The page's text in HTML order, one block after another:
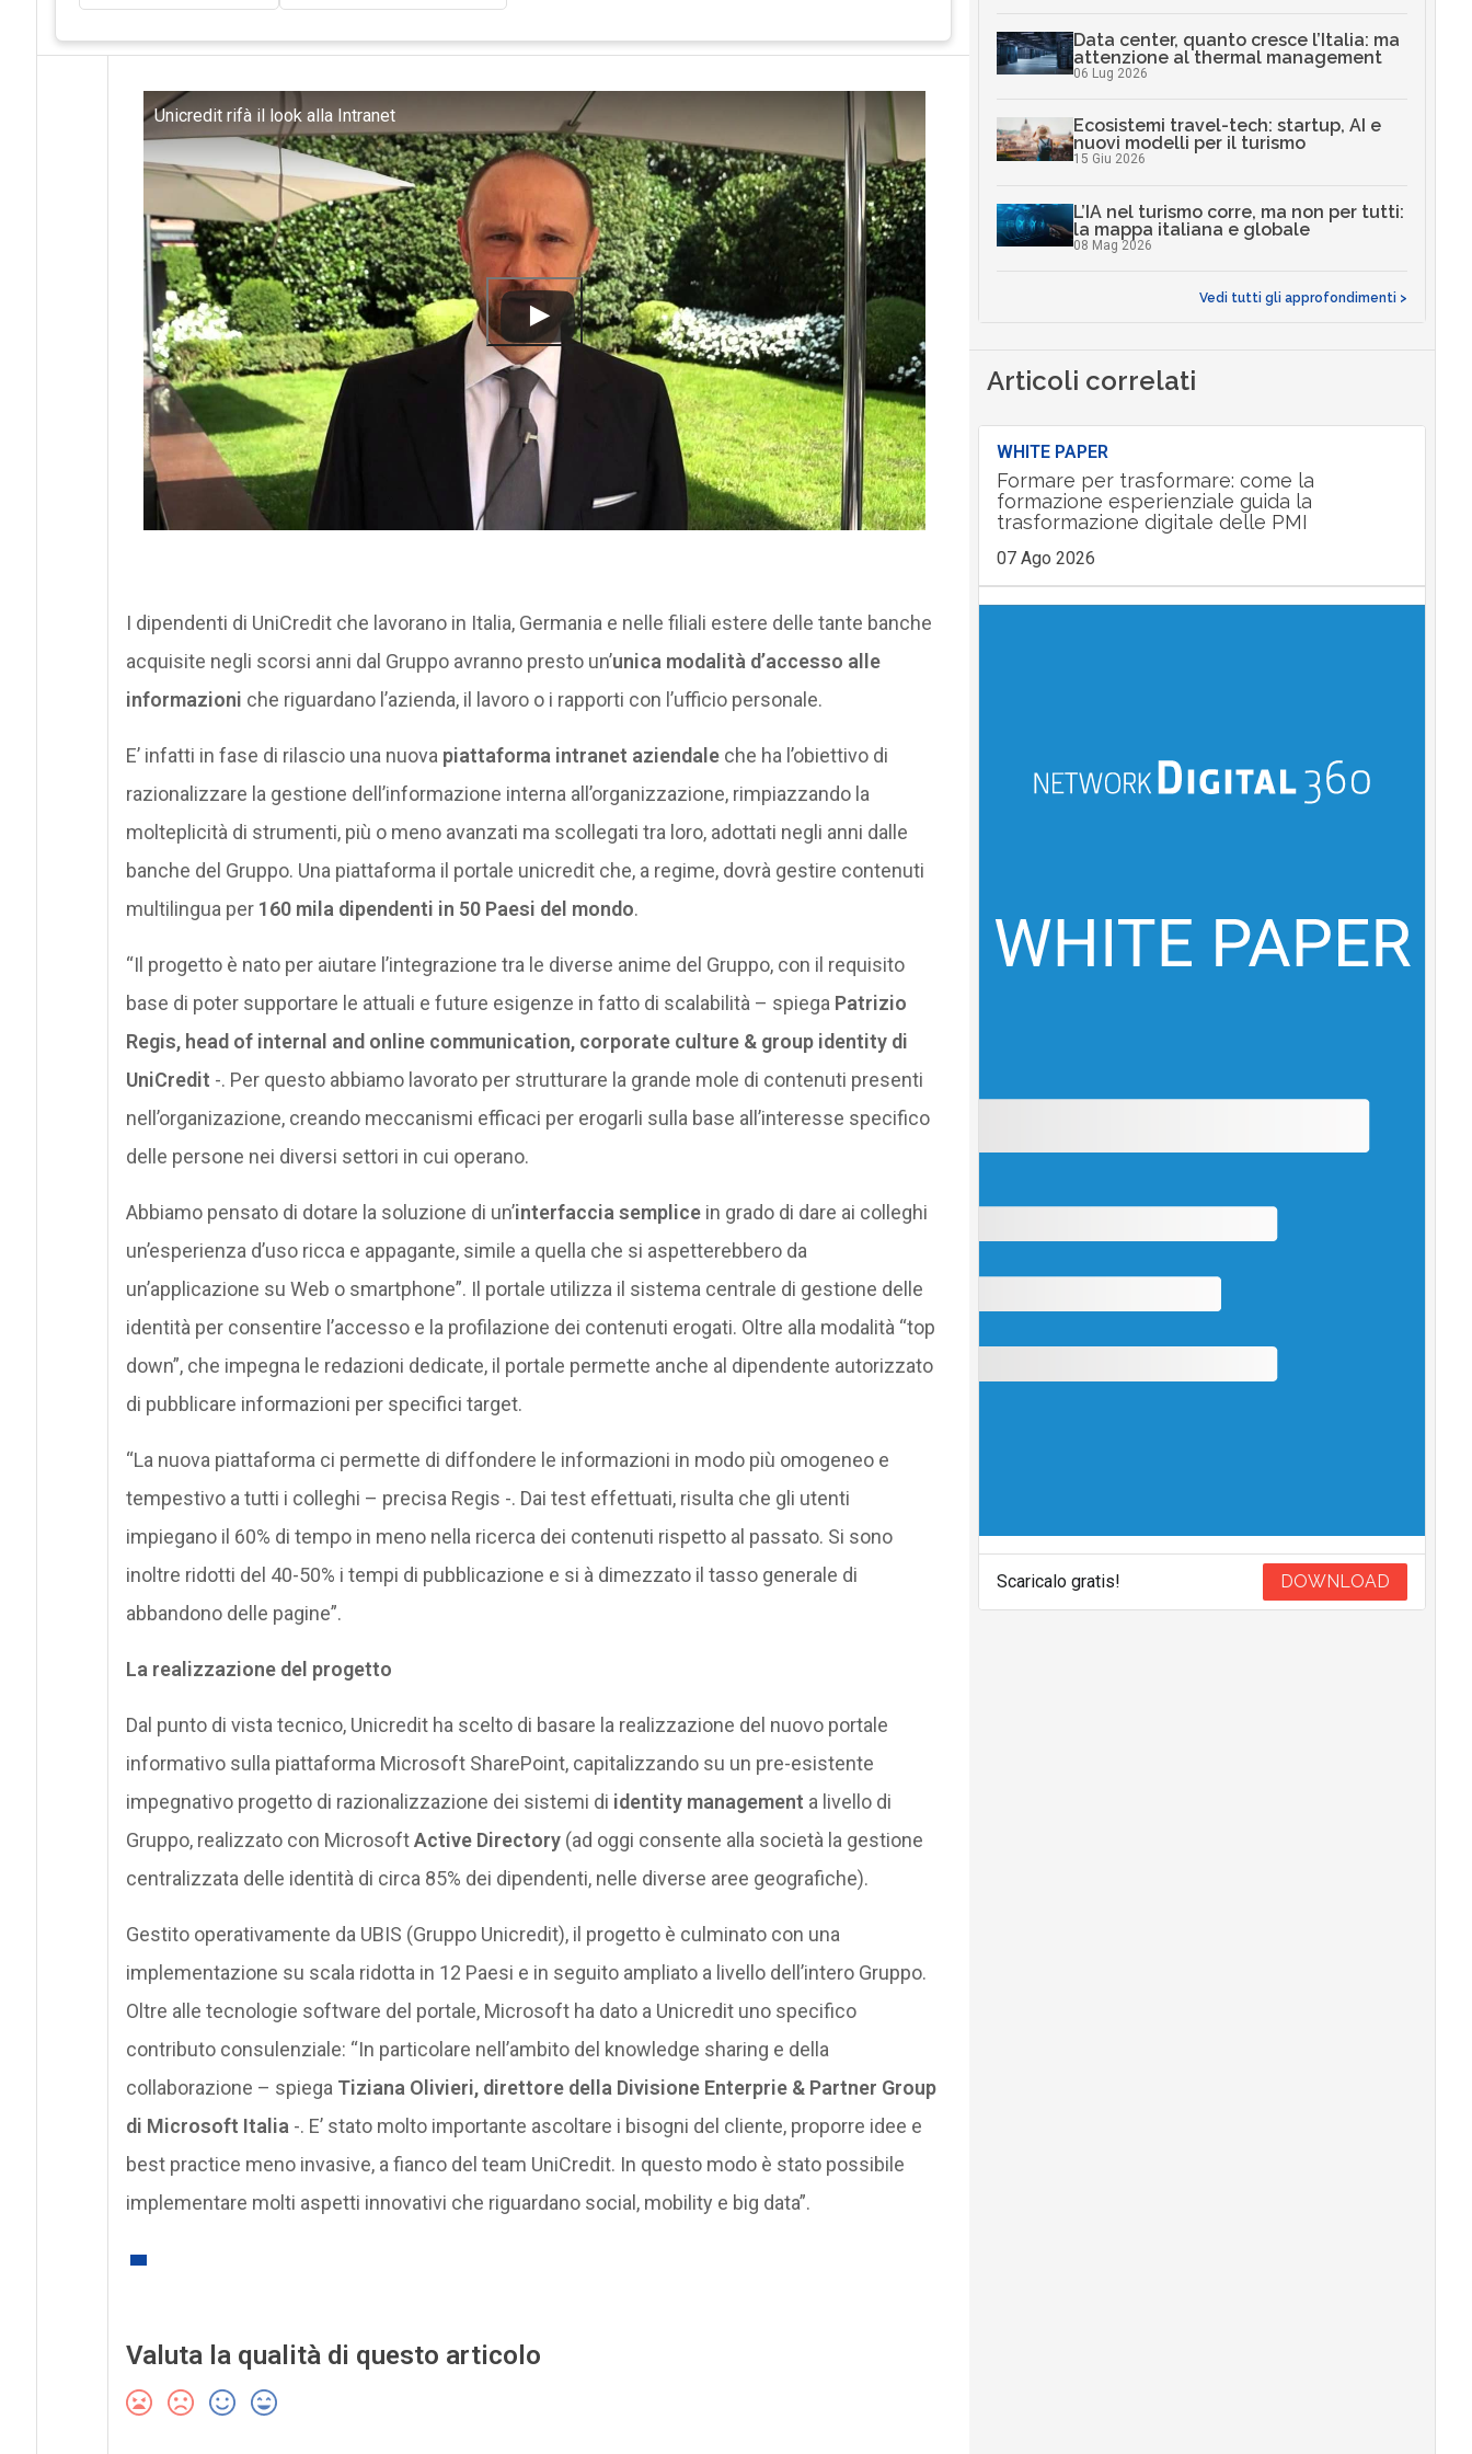
Unicredit rifà il look alla Intranet
I dipendenti di UniCredit che lavorano in Italia, Germania e nelle filiali estere delle tante banche
acquisite negli scorsi anni dal Gruppo avranno presto un’unica modalità d’accesso alle
informazioni che riguardano l’azienda, il lavoro o i rapporti con l’ufficio personale.
E’ infatti in fase di rilascio una nuova piattaforma intranet aziendaleche ha l’obiettivo di
razionalizzare la gestione dell’informazione interna all’organizzazione, rimpiazzando la
molteplicità di strumenti, più o meno avanzati ma scollegati tra loro, adottati negli anni dalle
banche del Gruppo. Una piattaforma il portale unicredit che, a regime, dovrà gestire contenuti
multilingua per 160 mila dipendenti in 50 Paesi del mondo.
“Il progetto è nato per aiutare l’integrazione tra le diverse anime del Gruppo, con il requisito
base di poter supportare le attuali e future esigenze in fatto di scalabilità – spiega Patrizio
Regis, head of internal and online communication, corporate culture & group identity di
UniCredit -. Per questo abbiamo lavorato per strutturare la grande mole di contenuti presenti
nell’organizazione, creando meccanismi efficaci per erogarli sulla base all’interesse specifico
delle persone nei diversi settori in cui operano.
Abbiamo pensato di dotare la soluzione di un’interfaccia semplicein grado di dare ai colleghi
un’esperienza d’uso ricca e appagante, simile a quella che si aspetterebbero da
un’applicazione su Web o smartphone”. Il portale utilizza il sistema centrale di gestione delle
identità per consentire l’accesso e la profilazione dei contenuti erogati. Oltre alla modalità “top
down”, che impegna le redazioni dedicate, il portale permette anche al dipendente autorizzato
di pubblicare informazioni per specifici target.
“La nuova piattaforma ci permette di diffondere le informazioni in modo più omogeneo e
tempestivo a tutti i colleghi – precisa Regis -. Dai test effettuati, risulta che gli utenti
impiegano il 60% di tempo in meno nella ricerca dei contenuti rispetto al passato. Si sono
inoltre ridotti del 40-50% i tempi di pubblicazione e si à dimezzato il tasso generale di
abbandono delle pagine”.
La realizzazione del progetto
Dal punto di vista tecnico, Unicredit ha scelto di basare la realizzazione del nuovo portale
informativo sulla piattaforma Microsoft SharePoint, capitalizzando su un pre-esistente
impegnativo progetto di razionalizzazione dei sistemi di identity management a livello di
Gruppo, realizzato con MicrosoftActive Directory(ad oggi consente alla società la gestione
centralizzata delle identità di circa 85% dei dipendenti, nelle diverse aree geografiche).
Gestito operativamente da UBIS (Gruppo Unicredit), il progetto è culminato con una
implementazione su scala ridotta in 12 Paesi e in seguito ampliato a livello dell’intero Gruppo.
Oltre alle tecnologie software del portale, Microsoft ha dato a Unicredit uno specifico
contributo consulenziale: “In particolare nell’ambito del knowledge sharing e della
collaborazione – spiega Tiziana Olivieri, direttore della Divisione Enterprie & Partner Group
di Microsoft Italia-. E’ stato molto importante ascoltare i bisogni del cliente, proporre idee e
best practice meno invasive, a fianco del team UniCredit. In questo modo è stato possibile
implementare molti aspetti innovativi che riguardano social, mobility e big data”.
Valuta la qualità di questo articolo
Data center, quanto cresce l’Italia: ma
attenzione al thermal management
06 Lug 2026
Ecosistemi travel-tech: startup, AI e
nuovi modelli per il turismo
15 Giu 2026
L’IA nel turismo corre, ma non per tutti:
la mappa italiana e globale
08 Mag 2026
Vedi tutti gli approfondimenti >
Articoli correlati
WHITE PAPER
Formare per trasformare: come la
formazione esperienziale guida la
trasformazione digitale delle PMI
07 Ago 2026
Scaricalo gratis! DOWNLOAD